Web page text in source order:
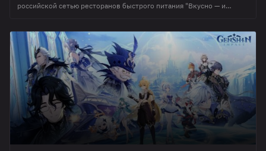
российской сетью ресторанов быстрого питания "Вкусно — и
мероприятия запланирован на 12 августа 2026 года. Внутри "Супер
Боксов" будут находиться карточки с кодами. Их надо будет
отсканировать в приложении для получения